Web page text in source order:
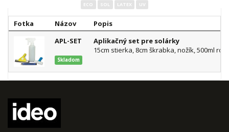
ECO SOL LATEX UV
Fotka Názov
Popis
APL-SET
Skladom
Aplikačný set pre solárky
15cm stierka, 8cm škrabka, nožík, 500ml